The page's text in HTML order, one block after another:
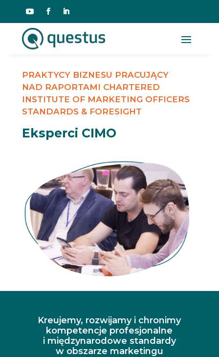
PRAKTYCY BIZNESU PRACUJĄCY
NAD RAPORTAMI CHARTERED
INSTITUTE OF MARKETING OFFICERS
STANDARDS & FORESIGHT
Eksperci CIMO
Kreujemy, rozwijamy i chronimy
kompetencje profesjonalne
i międzynarodowe standardy
w obszarze marketingu